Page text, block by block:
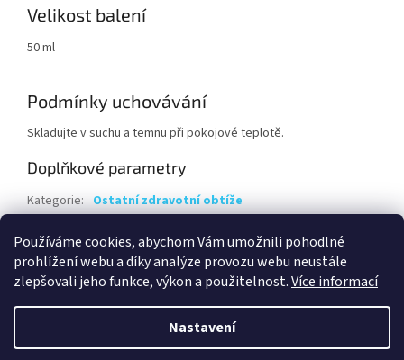
Používáme cookies, abychom Vám umožnili pohodlné
prohlížení webu a díky analýze provozu webu neustále
zlepšovali jeho funkce, výkon a použitelnost.Více informací
Nastavení
Velikost balení
50 ml
Podmínky uchovávání
Skladujte v suchu a temnu při pokojové teplotě.
Doplňkové parametry
Kategorie: Ostatní zdravotní obtíže
EAN: 8595219000894
Vytvořil Shoptet